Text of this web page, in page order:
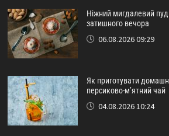
Ніжний мигдалевий
затишного вечора
06.08.2026 09:29
Як приготувати
персиково-м’ятний чай
04.08.2026 10:24